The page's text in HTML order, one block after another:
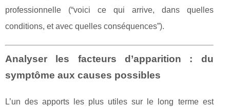
professionnelle (“voici ce qui arrive, dans quelles
conditions, et avec quelles conséquences”).
Analyser les facteurs d’apparition : du
symptôme aux causes possibles
L’un des apports les plus utiles sur le long terme est